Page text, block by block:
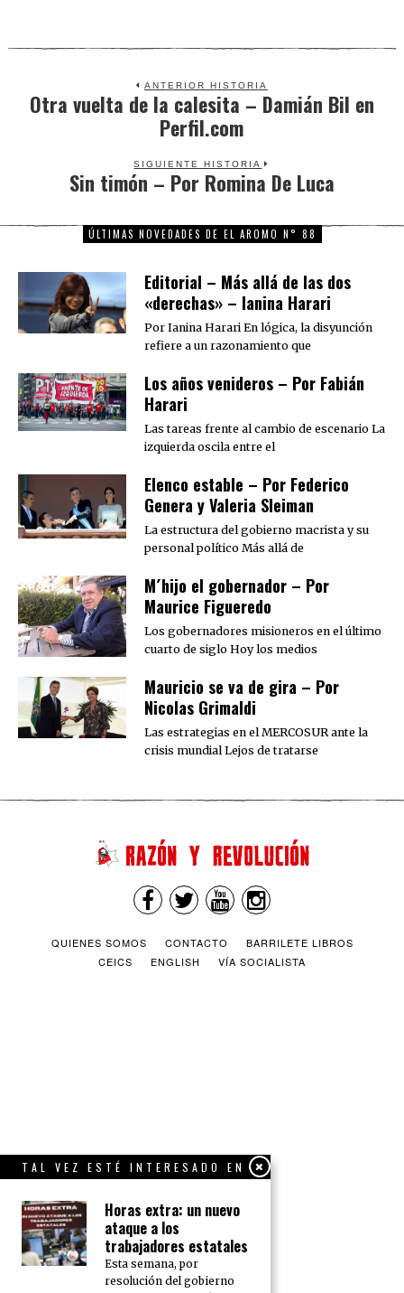
ANTERIOR HISTORIA
Previous
post:
Otra vuelta de la calesita – Damián Bil en
Perfil.com
SIGUIENTE HISTORIA
Next
Sin timón – Por Romina De Luca
ÚLTIMAS NOVEDADES DE EL AROMO N° 88
Editorial – Más allá de las dos
«derechas» – Ianina Harari
Por Ianina Harari En lógica, la disyunción
refiere a un razonamiento que
Los años venideros – Por Fabián
Harari
Las tareas frente al cambio de escenario La
izquierda oscila entre el
Elenco estable – Por Federico
Genera y Valeria Sleiman
La estructura del gobierno macrista y su
personal político Más allá de
M´hijo el gobernador – Por
Maurice Figueredo
Los gobernadores misioneros en el último
cuarto de siglo Hoy los medios
Mauricio se va de gira – Por
Nicolas Grimaldi
Las estrategias en el MERCOSUR ante la
crisis mundial Lejos de tratarse
QUIENES SOMOS CONTACTO
BARRILETE LIBROS
CEICS
ENGLISH VÍA SOCIALISTA
TAL VEZ ESTÉ INTERESADO EN
Horas extra: un nuevo
ataque a los
trabajadores estatales
Esta semana, por
resolución del gobierno